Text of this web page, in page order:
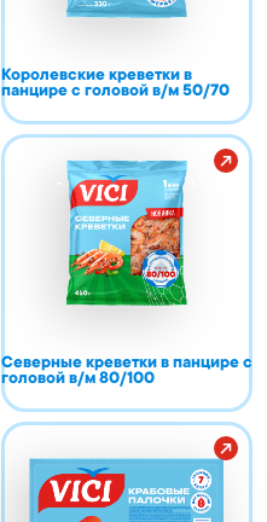
Королевские креветки в
панцире с головой в/м 50/70
Северные креветки в панцире с
головой в/м 80/100